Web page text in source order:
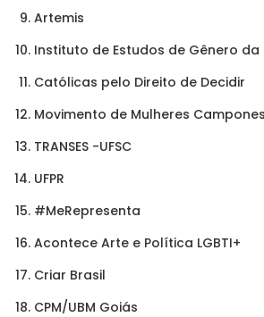
Artemis
Instituto de Estudos de Gênero da
Católicas pelo Direito de Decidir
Movimento de Mulheres
TRANSES -UFSC
UFPR
#MeRepresenta
Acontece Arte e Política LGBTI+
Criar Brasil
CPM/UBM Goiás